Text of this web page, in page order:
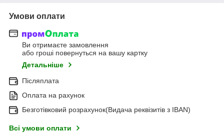
Умови оплати
Ви отримаєте замовлення
або гроші повернуться на вашу картку
Детальніше
Післяплата
Оплата на рахунок
Безготівковий розрахунок(Видача реквізитів з IBAN)
Всі умови оплати